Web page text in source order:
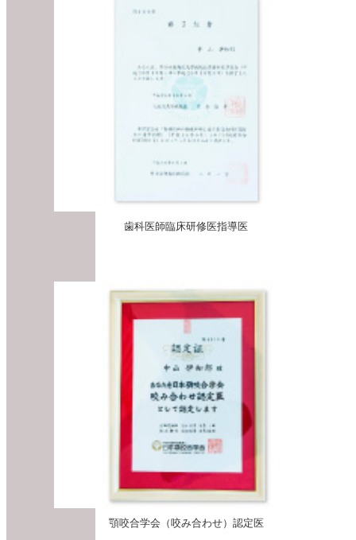
歯科医師臨床研修医指導医
顎咬合学会（咬み合わせ）認定医